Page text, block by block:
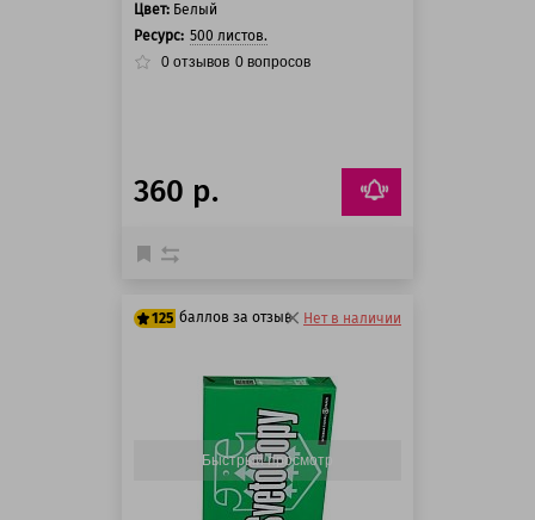
Цвет: Белый
Ресурс: 500 листов.
0 отзывов 0 вопросов
360 р.
125 баллов за отзыв
125 баллов
Нет в наличии
Быстрый просмотр